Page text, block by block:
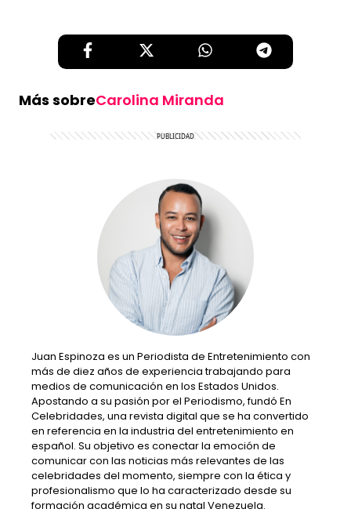
Más sobreCarolina Miranda
Juan Espinoza es un Periodista de Entretenimiento con
más de diez años de experiencia trabajando para
medios de comunicación en los Estados Unidos.
Apostando a su pasión por el Periodismo, fundó En
Celebridades, una revista digital que se ha convertido
en referencia en la industria del entretenimiento en
español. Su objetivo es conectar la emoción de
comunicar con las noticias más relevantes de las
celebridades del momento, siempre con la ética y
profesionalismo que lo ha caracterizado desde su
formación académica en su natal Venezuela.